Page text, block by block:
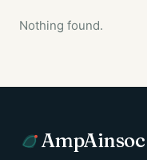
Nothing found.
AmpAinsoc